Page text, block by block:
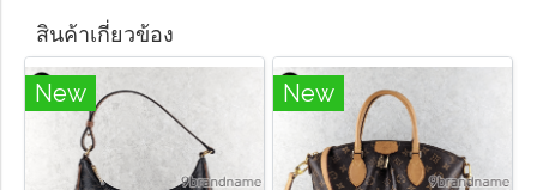
สินค้าเกี่ยวข้อง
New New